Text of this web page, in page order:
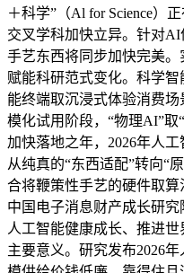
＋科学”（Al for Science）
交叉学科加快立异。针对
手艺东西将同步加快完美
赋能科研范式变化。科学
能终端取沉浸式体验消费
模化试用阶段，“物理AI”取
加快落地之年，2026年人
从纯真的“东西适配”转向“
合将鞭策性手艺的硬件取
中国电子消息财产成长研
人工智能健康成长、推进
主要意义。研究发布2026